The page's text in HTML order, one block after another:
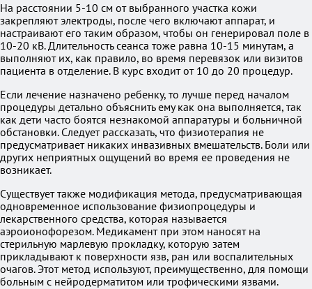
На расстоянии 5-10 см от выбранного участка кожи
закрепляют электроды, после чего включают аппарат, и
настраивают его таким образом, чтобы он генерировал поле в
10-20 кВ. Длительность сеанса тоже равна 10-15 минутам, а
выполняют их, как правило, во время перевязок или визитов
пациента в отделение. В курс входит от 10 до 20 процедур.
Если лечение назначено ребенку, то лучше перед началом
процедуры детально объяснить ему как она выполняется, так
как дети часто боятся незнакомой аппаратуры и больничной
обстановки. Следует рассказать, что физиотерапия не
предусматривает никаких инвазивных вмешательств. Боли или
других неприятных ощущений во время ее проведения не
возникает.
Существует также модификация метода, предусматривающая
одновременное использование физиопроцедуры и
лекарственного средства, которая называется
аэроионофорезом. Медикамент при этом наносят на
стерильную марлевую прокладку, которую затем
прикладывают к поверхности язв, ран или воспалительных
очагов. Этот метод используют, преимущественно, для помощи
больным с нейродерматитом или трофическими язвами.